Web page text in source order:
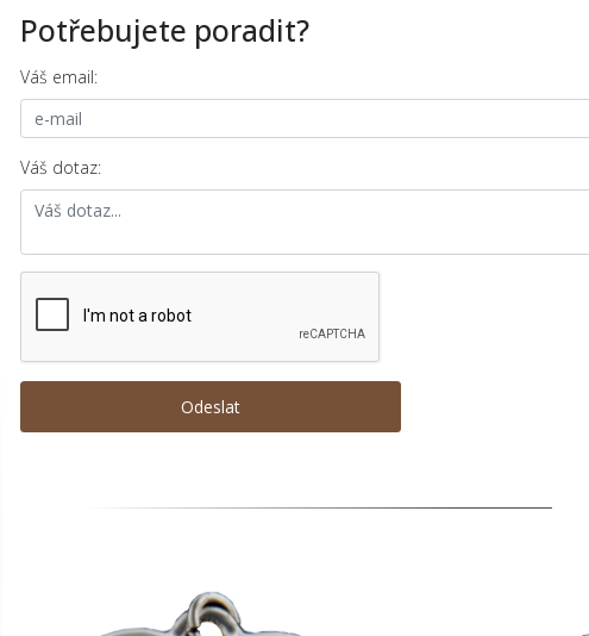
Potřebujete poradit?
Váš email:
Váš dotaz: